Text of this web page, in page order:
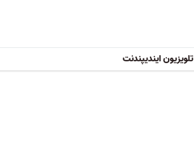
تلویزیون ایندیپندنت